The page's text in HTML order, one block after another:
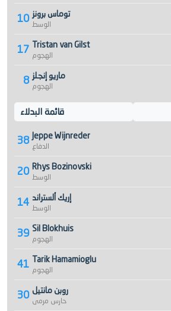
10 توماس برونز
الوسط
17 Tristan van Gilst
الهجوم
8 ماريو إنجلز
الهجوم
قائمة البدلاء
38 Jeppe Wijnreder
الدفاع
20 Rhys Bozinovski
الوسط
14 إريك ألستراند
الوسط
39 Sil Blokhuis
الهجوم
41 Tarik Hamamioglu
الهجوم
30 روبن مانتيل
حارس مرمى